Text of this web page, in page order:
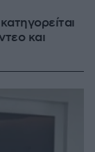
και